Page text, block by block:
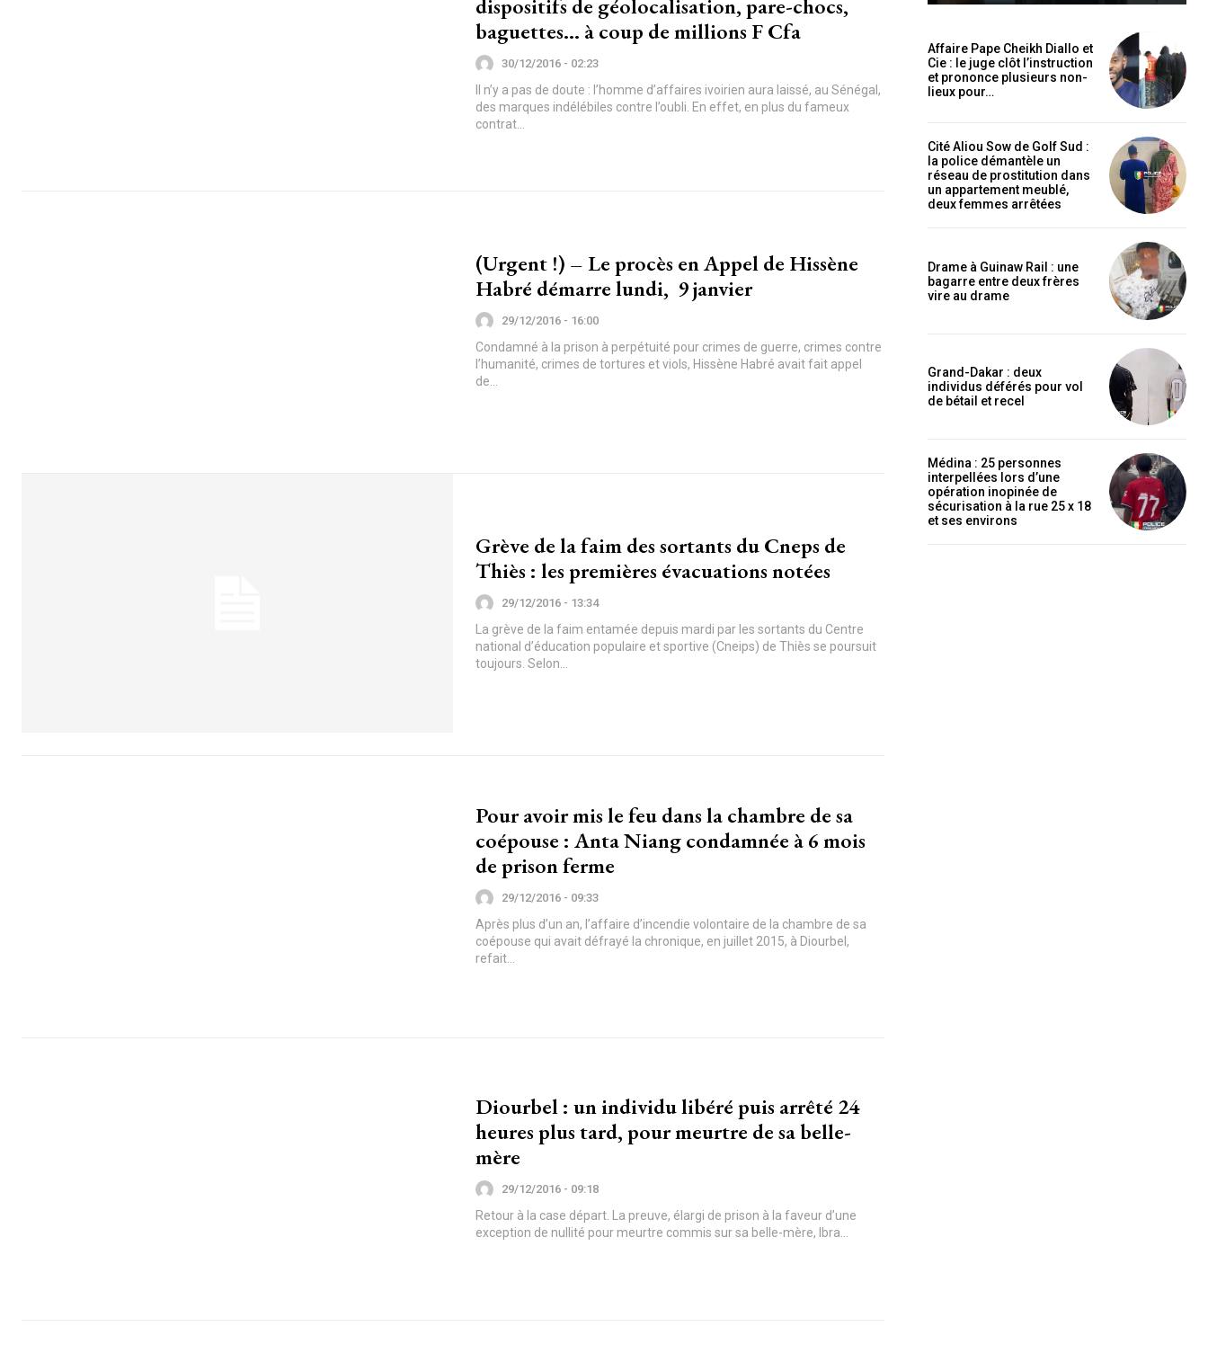
dispositifs de géolocalisation, pare-chocs,
baguettes… à coup de millions F Cfa
30/12/2016 - 02:23
Il n’y a pas de doute : l’homme d’affaires ivoirien aura laissé, au Sénégal,
des marques indélébiles contre l’oubli. En effet, en plus du fameux
contrat...
(Urgent !) – Le procès en Appel de Hissène
Habré démarre lundi, 9 janvier
29/12/2016 - 16:00
Condamné à la prison à perpétuité pour crimes de guerre, crimes contre
l’humanité, crimes de tortures et viols, Hissène Habré avait fait appel
de...
Grève de la faim des sortants du Cneps de
Thiès : les premières évacuations notées
29/12/2016 - 13:34
La grève de la faim entamée depuis mardi par les sortants du Centre
national d’éducation populaire et sportive (Cneips) de Thiès se poursuit
toujours. Selon...
Pour avoir mis le feu dans la chambre de sa
coépouse : Anta Niang condamnée à 6 mois
de prison ferme
29/12/2016 - 09:33
Après plus d’un an, l’affaire d’incendie volontaire de la chambre de sa
coépouse qui avait défrayé la chronique, en juillet 2015, à Diourbel,
refait...
Diourbel : un individu libéré puis arrêté 24
heures plus tard, pour meurtre de sa belle-
mère
29/12/2016 - 09:18
Retour à la case départ. La preuve, élargi de prison à la faveur d’une
exception de nullité pour meurtre commis sur sa belle-mère, Ibra...
Affaire Pape Cheikh Diallo et
Cie : le juge clôt l’instruction
et prononce plusieurs non-
lieux pour…
Cité Aliou Sow de Golf Sud :
la police démantèle un
réseau de prostitution dans
un appartement meublé,
deux femmes arrêtées
Drame à Guinaw Rail : une
bagarre entre deux frères
vire au drame
Grand-Dakar : deux
individus déférés pour vol
de bétail et recel
Médina : 25 personnes
interpellées lors d’une
opération inopinée de
sécurisation à la rue 25 x 18
et ses environs